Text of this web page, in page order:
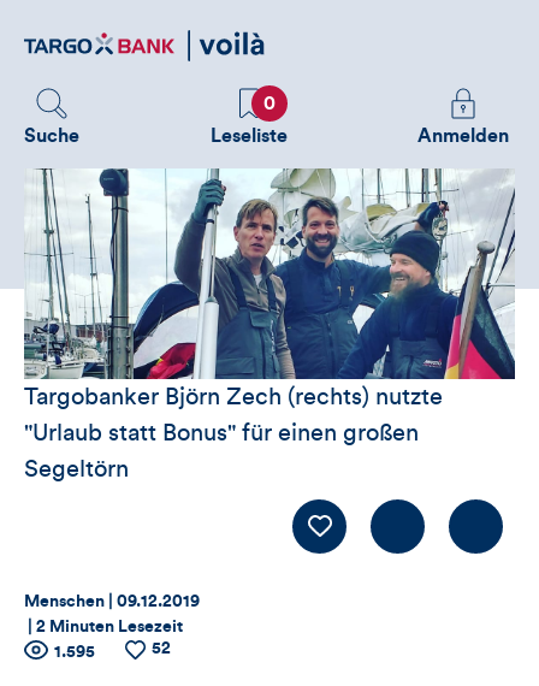
zum
Suche
Favoriten
0
Leseliste
Melden
Sie
an
um
zusätzliche
zu
sehen
Anmelden
Targobanker Björn Zech (rechts) nutzte
"Urlaub statt Bonus" für einen großen
Segeltörn
LIKE Kommentieren
Thema:
Menschen | Datum:
09.12.2019
2 Minuten Lesezeit
Zähler
Anzahl
1.595
Anzahl
52